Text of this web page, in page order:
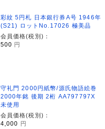
彩紋 5円札 日本銀行券A号 1946年
(S21) ロットNo.17026 極美品
会員価格(税別)：
500 円
守礼門 2000円紙幣/源氏物語絵巻
2000年銘 後期 2桁 AA797797X
未使用
会員価格(税別)：
4,000 円